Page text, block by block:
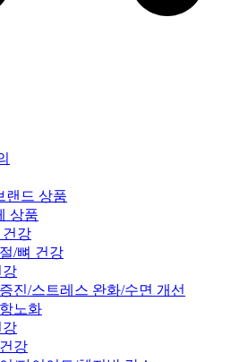
랜드 상품
상품
건강
/뼈 건강
강
진/스트레스 완화/수면 개선
노화
강
강